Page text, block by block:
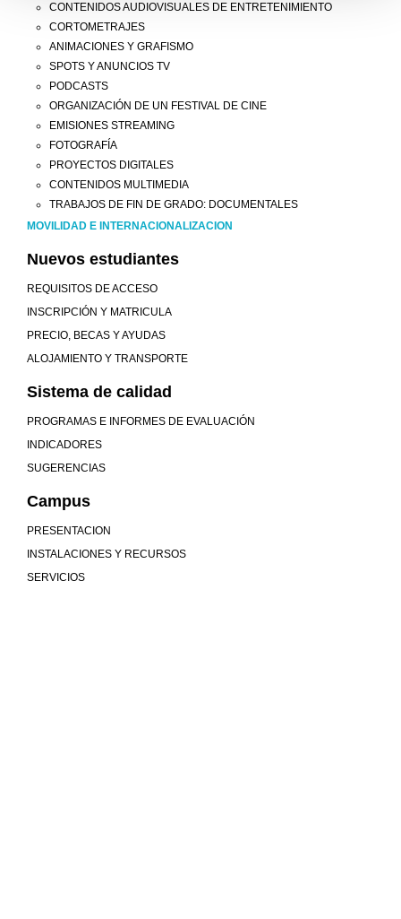
CONTENIDOS AUDIOVISUALES DE ENTRETENIMIENTO
CORTOMETRAJES
ANIMACIONES Y GRAFISMO
SPOTS Y ANUNCIOS TV
PODCASTS
ORGANIZACIÓN DE UN FESTIVAL DE CINE
EMISIONES STREAMING
FOTOGRAFÍA
PROYECTOS DIGITALES
CONTENIDOS MULTIMEDIA
TRABAJOS DE FIN DE GRADO: DOCUMENTALES
MOVILIDAD E INTERNACIONALIZACION
Nuevos estudiantes
REQUISITOS DE ACCESO
INSCRIPCIÓN Y MATRICULA
PRECIO, BECAS Y AYUDAS
ALOJAMIENTO Y TRANSPORTE
Sistema de calidad
PROGRAMAS E INFORMES DE EVALUACIÓN
INDICADORES
SUGERENCIAS
Campus
PRESENTACION
INSTALACIONES Y RECURSOS
SERVICIOS